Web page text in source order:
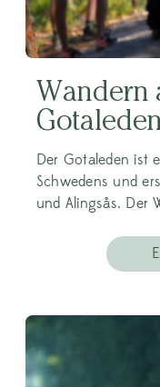
Wandern
Der Gotaleden ist
Schwedens und
und Alingsås. Der